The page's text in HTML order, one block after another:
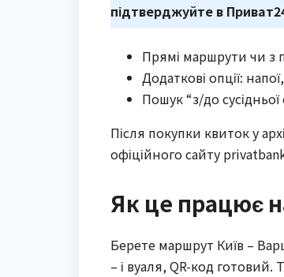
підтверджуйте в
Прямі маршрути чи з
Додаткові опції:
Пошук “з/до
Після покупки квиток у
офіційного сайту
Як це працює
Берете маршрут Київ –
– і вуаля, QR-код готовий.